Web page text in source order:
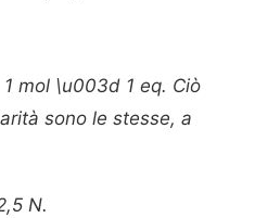
mol \u003d 1 eq. Ciò
sono le stesse, a
N.